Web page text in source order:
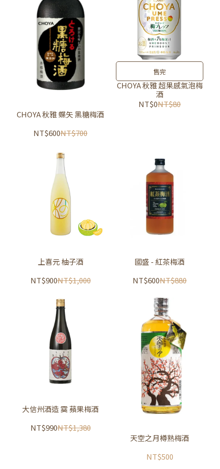
CHOYA 秋雅 蝶矢 黑糖梅酒
NT$600NT$700
售完
CHOYA 秋雅 超果感氣泡梅
酒
NT$0NT$80
上喜元 柚子酒
NT$900NT$1,000
國盛 - 紅茶梅酒
NT$600NT$880
大信州酒造 霙 蘋果梅酒
NT$990NT$1,380
天空之月樽熟梅酒
NT$500